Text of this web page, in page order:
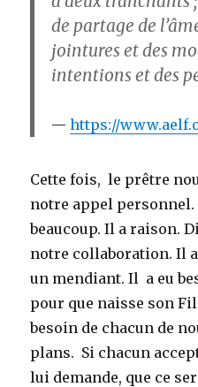
de partage de
jointures et des
intentions et des
https://
Cette fois, le prêtre
notre appel
beaucoup. Il a raison.
notre collaboration. Il
un mendiant. Il a eu
pour que naisse son
besoin de chacun de
plans. Si chacun
lui demande, que ce